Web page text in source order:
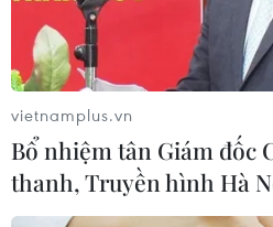
nghiệp vụ.
vietnamplus.vn
Bổ nhiệm tân Giám đốc
thanh, Truyền hình Hà